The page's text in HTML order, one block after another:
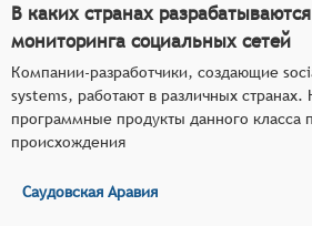
В каких странах
мониторинга социальных сетей
Компании-разработчики, создающие
systems, работают в различных
программные продукты данного класса
происхождения
Саудовская Аравия